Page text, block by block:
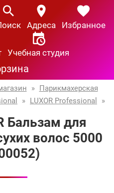
Адреса Избранное
Учебная студия
» Парикмахерская
» LUXOR Professional »
Бальзам для
волос 5000